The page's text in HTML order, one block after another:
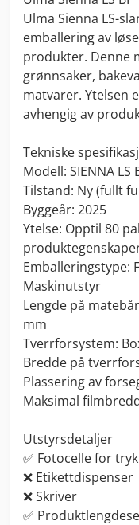
Ulma Sienna LS-
emballering av
produkter. Denne
grønnsaker,
matvarer. Ytelsen
avhengig av
Tekniske
Modell: SIENNA LS
Tilstand: Ny (fullt
Byggeår: 2025
Ytelse: Opptil 80
Emballeringstype:
Maskinutstyr
Lengde på
mm
Tverrforsystem:
Bredde på
Plassering av
Maksimal
Utstyrsdetaljer
✅ Fotocelle for
❌ Etikettdispenser
❌ Skriver
✅